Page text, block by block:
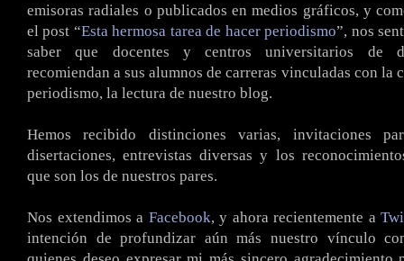
emisoras radiales o publicados en medios gráficos, y
el post “Esta hermosa tarea de hacer periodismo”, nos
saber que docentes y centros universitarios de
recomiendan a sus alumnos de carreras vinculadas con la
periodismo, la lectura de nuestro blog.
Hemos recibido distinciones varias, invitaciones
disertaciones, entrevistas diversas y los
que son los de nuestros pares.
Nos extendimos a Facebook, y ahora recientemente a
intención de profundizar aún más nuestro vínculo